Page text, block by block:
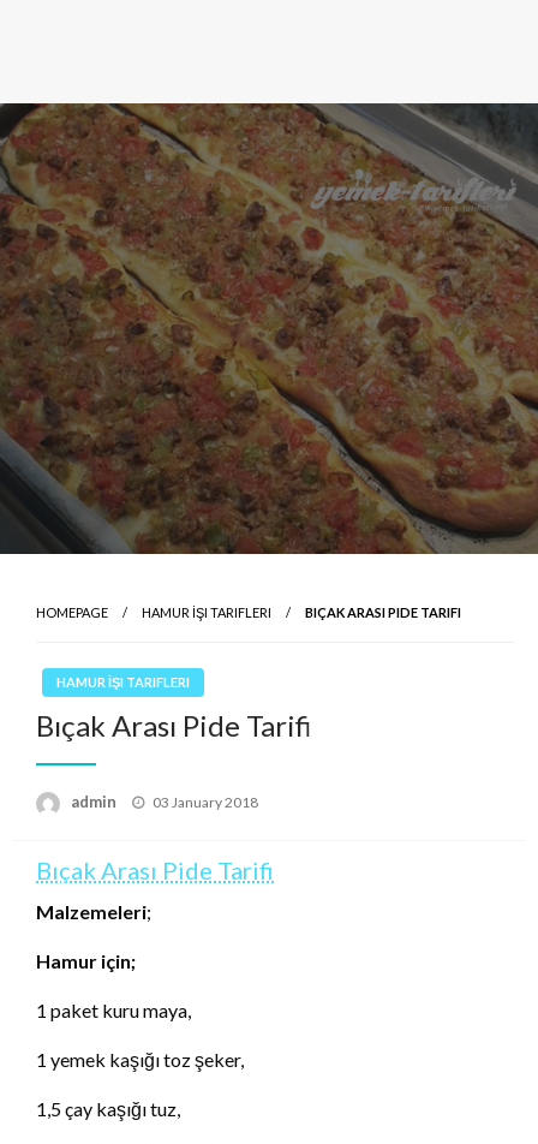
HOMEPAGE HAMUR İŞI TARIFLERI BIÇAK ARASI PIDE TARIFI
HAMUR İŞI TARIFLERI
Bıçak Arası Pide Tarifi
admin
Posted
03 January 2018
Bıçak Arası Pide Tarifi
Malzemeleri;
Hamur için;
1 paket kuru maya,
1 yemek kaşığı toz şeker,
1,5 çay kaşığı tuz,